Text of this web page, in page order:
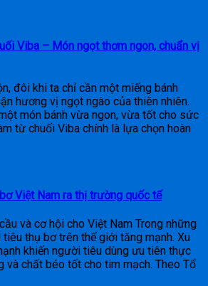
Viba – Món ngọt thơm ngon, chuẩn vị
đôi khi ta chỉ cần một miếng bánh
hương vị ngọt ngào của thiên nhiên.
món bánh vừa ngon, vừa tốt cho sức
từ chuối Viba chính là lựa chọn hoàn
Việt Nam ra thị trường quốc tế
và cơ hội cho Việt Nam Trong những
tiêu thụ bơ trên thế giới tăng mạnh. Xu
khiến người tiêu dùng ưu tiên thực
và chất béo tốt cho tim mạch. Theo Tổ